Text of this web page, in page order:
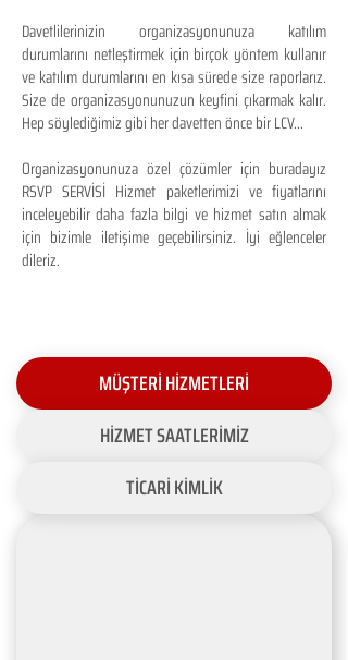
Davetlilerinizin organizasyonunuza katılım
durumlarını netleştirmek için birçok yöntem kullanır
ve katılım durumlarını en kısa sürede size raporlarız.
Size de organizasyonunuzun keyfini çıkarmak kalır.
Hep söylediğimiz gibi her davetten önce bir LCV...
Organizasyonunuza özel çözümler için buradayız
RSVP SERVİSİ Hizmet paketlerimizi ve fiyatlarını
inceleyebilir daha fazla bilgi ve hizmet satın almak
için bizimle iletişime geçebilirsiniz. İyi eğlenceler
dileriz.
MÜŞTERİ HİZMETLERİ
HİZMET SAATLERİMİZ
TİCARİ KİMLİK